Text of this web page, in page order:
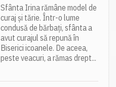
Sfânta Irina rămâne model de
curaj și tărie. Într-o lume
condusă de bărbați, sfânta a
avut curajul să repună în
Biserici icoanele. De aceea,
peste veacuri, a rămas drept...